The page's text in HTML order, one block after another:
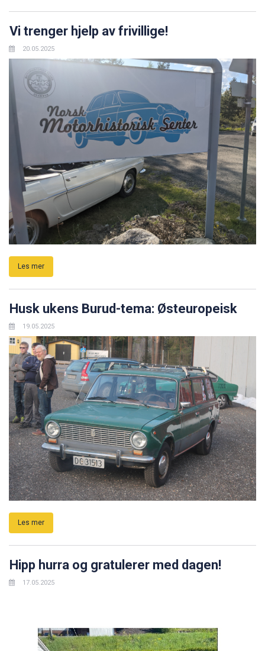
Vi trenger hjelp av frivillige!
20.05.2025
Les mer
Husk ukens Burud-tema: Østeuropeisk
19.05.2025
Les mer
Hipp hurra og gratulerer med dagen!
17.05.2025